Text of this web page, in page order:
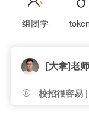
组团学
[大拿]老
校招很容易